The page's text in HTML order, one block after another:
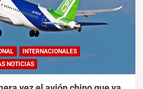
INTERNACIONALES
NOTICIAS